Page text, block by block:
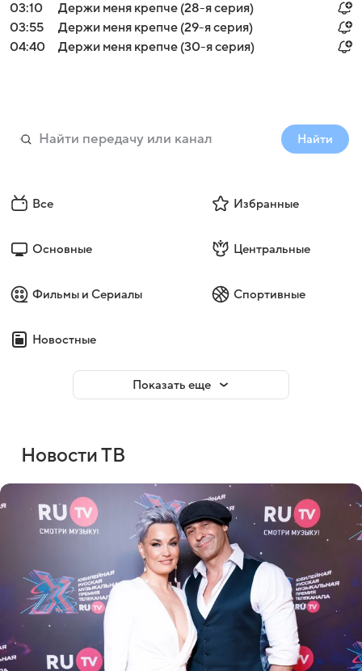
03:10
Держи меня крепче (28-я серия)
03:55
Держи меня крепче (29-я серия)
04:40
Держи меня крепче (30-я серия)
Найти
Все Избранные
Основные Центральные
Фильмы и Сериалы Спортивные
Новостные
Показать еще
Новости ТВ